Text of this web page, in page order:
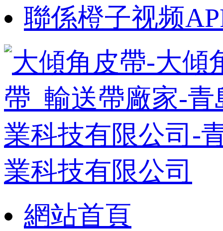
聯係橙子视频
網站首頁